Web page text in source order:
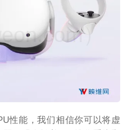
性能，我们相信你可以将虚
）